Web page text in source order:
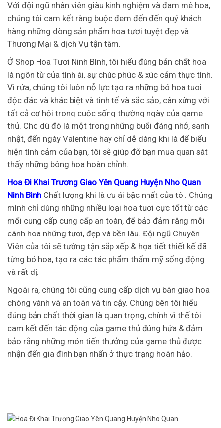
Với đội ngũ nhân viên giàu kinh nghiệm và đam mê hoa,
chúng tôi cam kết ràng buộc đem đến đến quý khách
hàng những dòng sản phẩm hoa tươi tuyệt đẹp và
Thương Mại & dịch Vụ tận tâm.
Ở Shop Hoa Tươi Ninh Bình, tôi hiểu đúng bản chất hoa
là ngôn từ của tình ái, sự chúc phúc & xúc cảm thực tình.
Vì rứa, chúng tôi luôn nỗ lực tạo ra những bó hoa tuoi
độc đáo và khác biệt và tinh tế và sắc sảo, cân xứng với
tất cả cơ hội trong cuộc sống thường ngày của game
thủ. Cho dù đó là một trong những buổi đáng nhớ, sanh
nhật, đến ngày Valentine hay chỉ dễ dàng khi là để biểu
hiện tình cảm của bạn, tôi sẽ giúp đỡ bạn mua quan sát
thấy những bông hoa hoàn chỉnh.
Hoa Đi Khai Trương Giao Yên Quang Huyện Nho Quan
Ninh Bình Chất lượng khi là ưu ái bậc nhất của tôi. Chúng
mình chỉ dùng những nhiều loại hoa tươi cực tốt từ các
mối cung cấp cung cấp an toàn, để bảo đảm rằng mỗi
cành hoa những tươi, đẹp và bền lâu. Đội ngũ Chuyên
Viên của tôi sẽ tường tận sắp xếp & họa tiết thiết kế đã
từng bó hoa, tạo ra các tác phẩm thẩm mỹ sống động
và rất dị.
Ngoài ra, chúng tôi cũng cung cấp dịch vụ bàn giao hoa
chóng vánh và an toàn và tin cậy. Chúng bên tôi hiểu
đúng bản chất thời gian là quan trọng, chính vì thế tôi
cam kết đến tác động của game thủ đúng hứa & đảm
bảo rằng những món tiến thưởng của game thủ được
nhận đến gia đình bạn nhấn ở thực trạng hoàn hảo.